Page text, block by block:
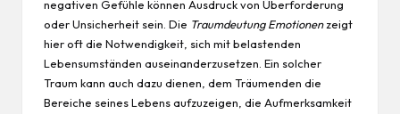
negativen Gefühle können Ausdruck von Überforderung
oder Unsicherheit sein. Die Traumdeutung Emotionenzeigt
hier oft die Notwendigkeit, sich mit belastenden
Lebensumständen auseinanderzusetzen. Ein solcher
Traum kann auch dazu dienen, dem Träumenden die
Bereiche seines Lebens aufzuzeigen, die Aufmerksamkeit